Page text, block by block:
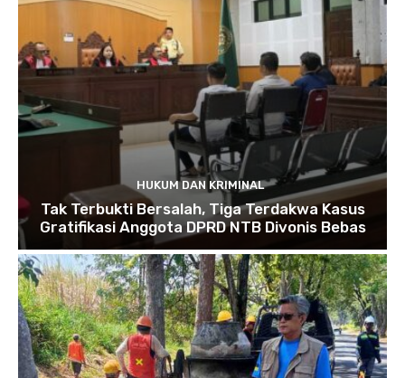
HUKUM DAN KRIMINAL
Tak Terbukti Bersalah, Tiga Terdakwa Kasus
Gratifikasi Anggota DPRD NTB Divonis Bebas